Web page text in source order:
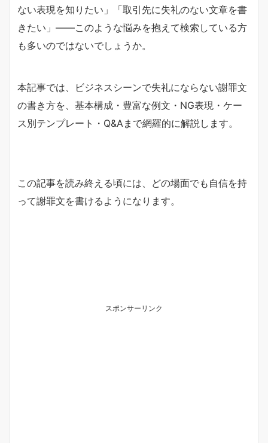
ない表現を知りたい」「取引先に失礼のない文章を書
きたい」――このような悩みを抱えて検索している方
も多いのではないでしょうか。
本記事では、ビジネスシーンで失礼にならない謝罪文
の書き方を、基本構成・豊富な例文・NG表現・ケー
ス別テンプレート・Q&Aまで網羅的に解説します。
この記事を読み終える頃には、どの場面でも自信を持
って謝罪文を書けるようになります。
スポンサーリンク